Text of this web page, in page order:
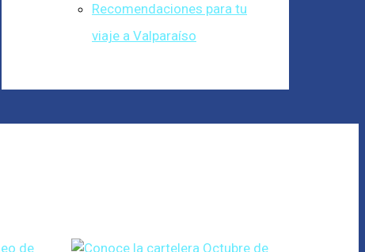
Recomendaciones para tu
viaje a Valparaíso